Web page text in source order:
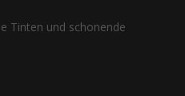
Tinten und schonende